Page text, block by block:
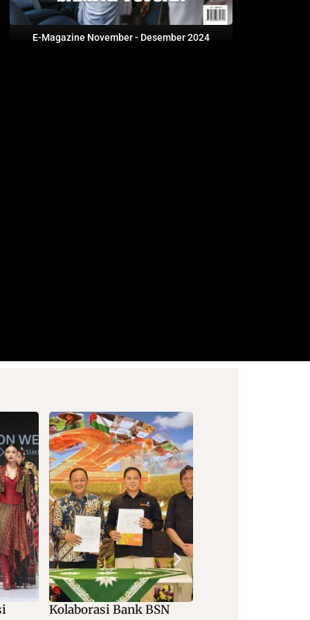
E-Magazine November - Desember 2024
Kolaborasi Bank BSN